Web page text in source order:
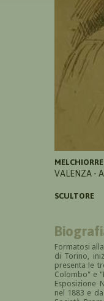
VALENZA -
SCULTORE
Formatosi
di Torino,
presenta le
Colombo" e
Esposizione
nel 1883 e